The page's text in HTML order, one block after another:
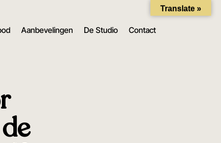
Aanbevelingen De Studio Contact
Translate »